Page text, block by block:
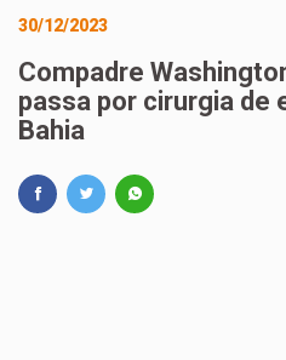
30/12/2023
Compadre
passa por cirurgia de
Bahia